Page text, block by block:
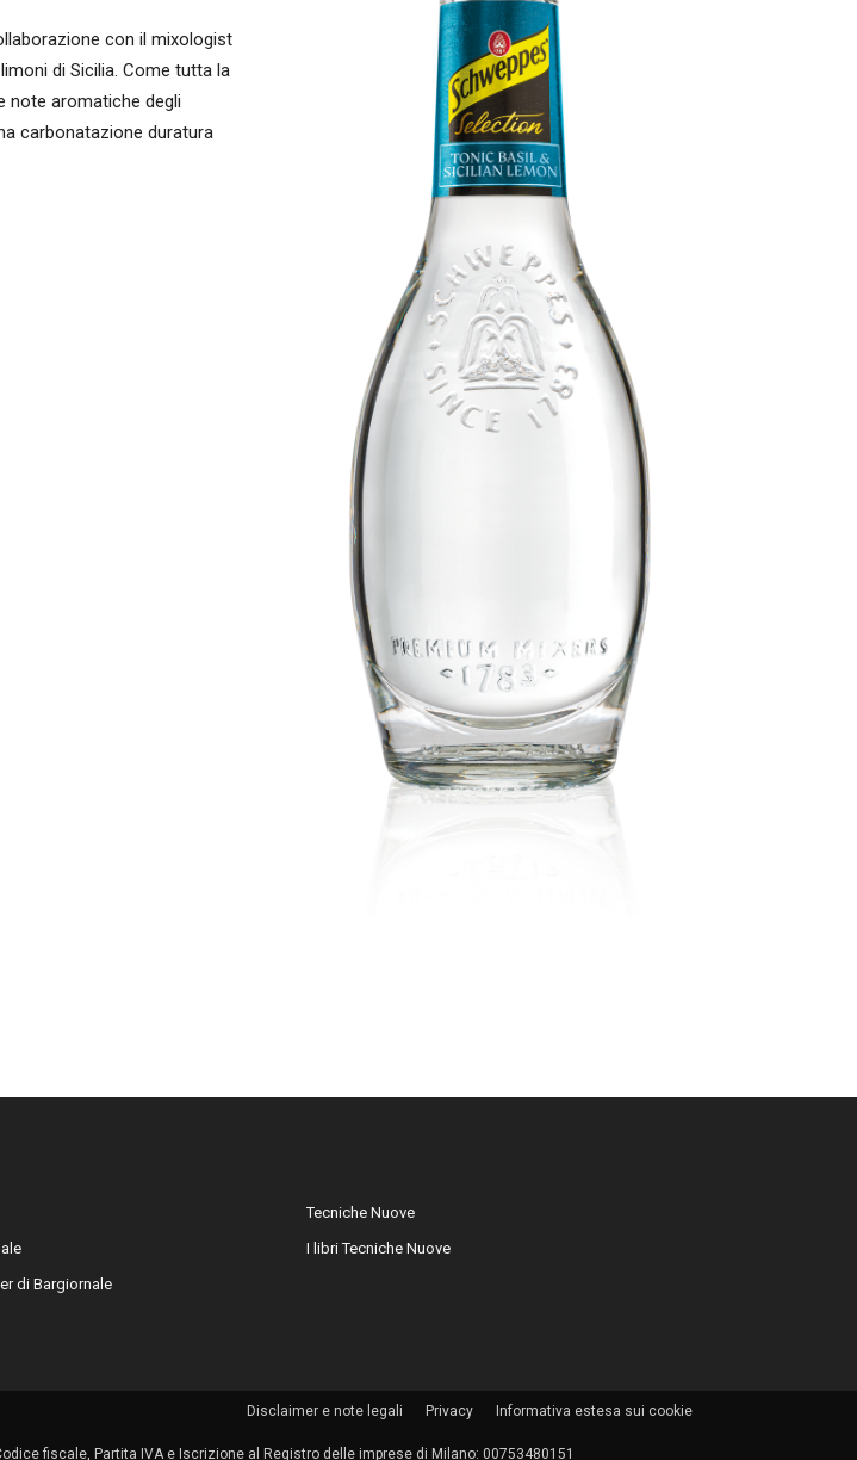
con il mixologist
di Sicilia. Come tutta la
note aromatiche degli
carbonatazione duratura
di Bargiornale
Tecniche Nuove
I libri Tecniche Nuove
Disclaimer e note legali Privacy Informativa estesa sui cookie
fiscale, Partita IVA e Iscrizione al Registro delle imprese di Milano: 00753480151